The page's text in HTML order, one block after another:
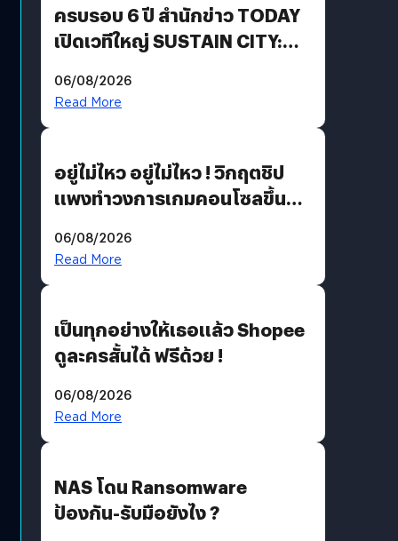
ครบรอบ 6 ปี สำนักข่าว TODAY
เปิดเวทีใหญ่ SUSTAIN CITY:
แนวทางปรับตัวสู่เศรษฐกิจสี
06/08/2026
Read More
อยู่ไม่ไหว อยู่ไม่ไหว ! วิกฤตชิป
แพงทำวงการเกมคอนโซลขึ้น
?
06/08/2026
Read More
เป็นทุกอย่างให้เธอแล้ว Shopee
ดูละครสั้นได้ ฟรีด้วย !
06/08/2026
Read More
NAS โดน Ransomware
ป้องกัน-รับมือยังไง ?